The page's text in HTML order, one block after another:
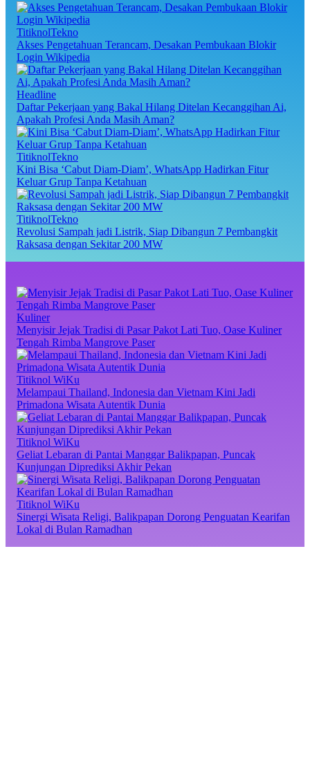
TitiknolTekno
Akses Pengetahuan Terancam, Desakan Pembukaan Blokir
Login Wikipedia
Headline
Daftar Pekerjaan yang Bakal Hilang Ditelan Kecanggihan Ai,
Apakah Profesi Anda Masih Aman?
TitiknolTekno
Kini Bisa ‘Cabut Diam-Diam’, WhatsApp Hadirkan Fitur
Keluar Grup Tanpa Ketahuan
TitiknolTekno
Revolusi Sampah jadi Listrik, Siap Dibangun 7 Pembangkit
Raksasa dengan Sekitar 200 MW
Kuliner
Menyisir Jejak Tradisi di Pasar Pakot Lati Tuo, Oase Kuliner
Tengah Rimba Mangrove Paser
Titiknol WiKu
Melampaui Thailand, Indonesia dan Vietnam Kini Jadi
Primadona Wisata Autentik Dunia
Titiknol WiKu
Geliat Lebaran di Pantai Manggar Balikpapan, Puncak
Kunjungan Diprediksi Akhir Pekan
Titiknol WiKu
Sinergi Wisata Religi, Balikpapan Dorong Penguatan Kearifan
Lokal di Bulan Ramadhan